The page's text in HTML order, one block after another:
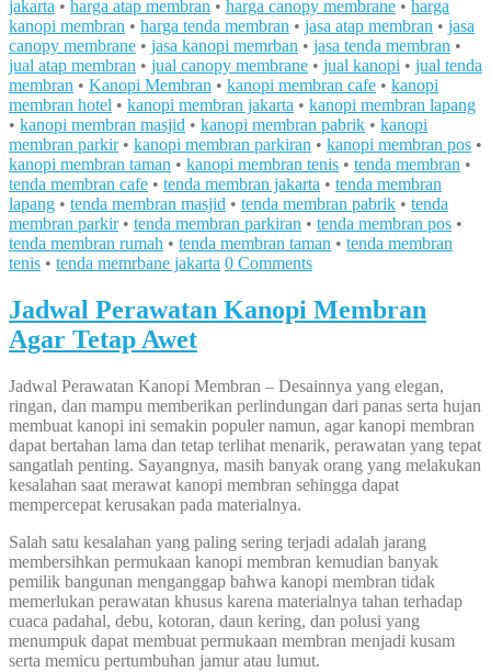
jakarta • harga atap membran • harga canopy membrane • harga
kanopi membran • harga tenda membran • jasa atap membran • jasa
canopy membrane • jasa kanopi memrban • jasa tenda membran •
jual atap membran • jual canopy membrane • jual kanopi • jual tenda
membran • Kanopi Membran • kanopi membran cafe • kanopi
membran hotel • kanopi membran jakarta • kanopi membran lapang
• kanopi membran masjid • kanopi membran pabrik • kanopi
membran parkir• kanopi membran parkiran • kanopi membran pos •
kanopi membran taman • kanopi membran tenis • tenda membran •
tenda membran cafe • tenda membran jakarta • tenda membran
lapang • tenda membran masjid • tenda membran pabrik • tenda
membran parkir• tenda membran parkiran • tenda membran pos •
tenda membran rumah • tenda membran taman • tenda membran
tenis • tenda memrbane jakarta 0 Comments
Jadwal Perawatan Kanopi Membran
Agar Tetap Awet
Jadwal Perawatan Kanopi Membran – Desainnya yang elegan,
ringan, dan mampu memberikan perlindungan dari panas serta hujan
membuat kanopi ini semakin populer namun, agar kanopi membran
dapat bertahan lama dan tetap terlihat menarik, perawatan yang tepat
sangatlah penting. Sayangnya, masih banyak orang yang melakukan
kesalahan saat merawat kanopi membran sehingga dapat
mempercepat kerusakan pada materialnya.
Salah satu kesalahan yang paling sering terjadi adalah jarang
membersihkan permukaan kanopi membran kemudian banyak
pemilik bangunan menganggap bahwa kanopi membran tidak
memerlukan perawatan khusus karena materialnya tahan terhadap
cuaca padahal, debu, kotoran, daun kering, dan polusi yang
menumpuk dapat membuat permukaan membran menjadi kusam
serta memicu pertumbuhan jamur atau lumut.